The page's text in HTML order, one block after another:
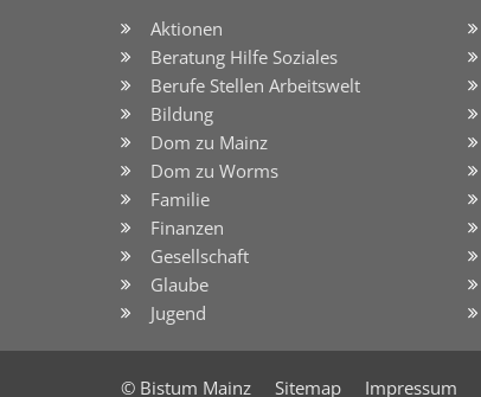
Aktionen
Beratung Hilfe Soziales
Berufe Stellen Arbeitswelt
Bildung
Dom zu Mainz
Dom zu Worms
Familie
Finanzen
Gesellschaft
Glaube
Jugend
© Bistum Mainz Sitemap Impressum